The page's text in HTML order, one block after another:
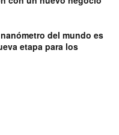
del mundo es
etapa para los